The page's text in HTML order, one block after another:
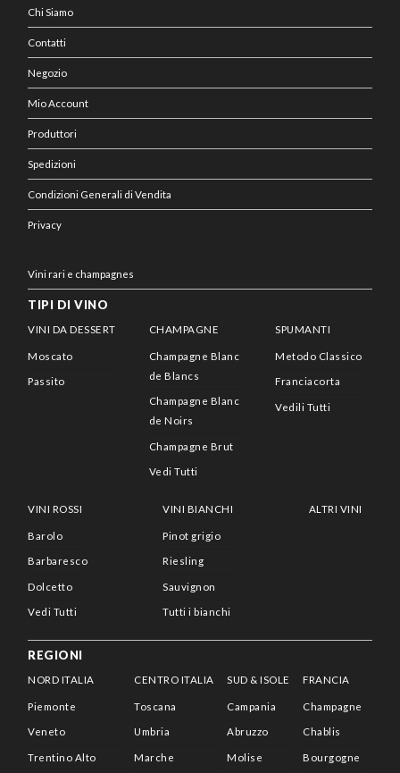
Chi Siamo
Contatti
Negozio
Mio Account
Produttori
Spedizioni
Condizioni Generali di Vendita
Privacy
Vini rari e champagnes
TIPI DI VINO
VINI DA DESSERT
Moscato
Passito
CHAMPAGNE
Champagne Blanc
de Blancs
Champagne Blanc
de Noirs
Champagne Brut
Vedi Tutti
SPUMANTI
Metodo Classico
Franciacorta
Vedili Tutti
VINI ROSSI
Barolo
Barbaresco
Dolcetto
Vedi Tutti
VINI BIANCHI
Pinot grigio
Riesling
Sauvignon
Tutti i bianchi
ALTRI VINI
REGIONI
NORD ITALIA
Piemonte
Veneto
Trentino Alto
CENTRO ITALIA
Toscana
Umbria
Marche
SUD & ISOLE
Campania
Abruzzo
Molise
FRANCIA
Champagne
Chablis
Bourgogne